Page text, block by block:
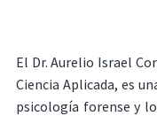
El Dr. Aurelio Israel
Ciencia Aplicada, es
psicología forense y